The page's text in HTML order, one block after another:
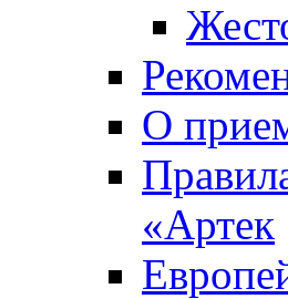
О
«Артек